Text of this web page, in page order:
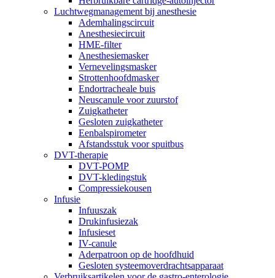
Luchtwegmanagement bij anesthesie
Ademhalingscircuit
Anesthesiecircuit
HME-filter
Anesthesiemasker
Vernevelingsmasker
Strottenhoofdmasker
Endortracheale buis
Neuscanule voor zuurstof
Zuigkatheter
Gesloten zuigkatheter
Eenbalspirometer
Afstandsstuk voor spuitbus
DVT-therapie
DVT-POMP
DVT-kledingstuk
Compressiekousen
Infusie
Infuuszak
Drukinfusiezak
Infusieset
IV-canule
Aderpatroon op de hoofdhuid
Gesloten systeemoverdrachtsapparaat